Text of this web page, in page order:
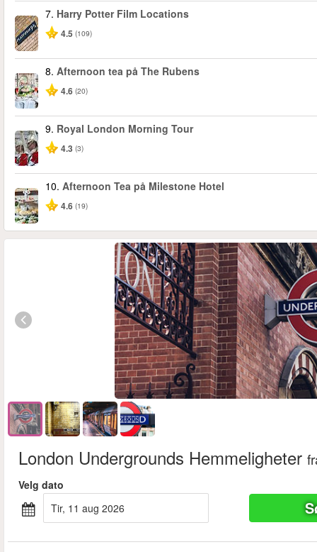
7. Harry Potter Film Locations
4.5 (109)
8. Afternoon tea på The Rubens
4.6 (20)
9. Royal London Morning Tour
4.3 (3)
10. Afternoon Tea på Milestone Hotel
4.6 (19)
London Undergrounds Hemmeligheter
Velg dato
tir, 11 aug 2026